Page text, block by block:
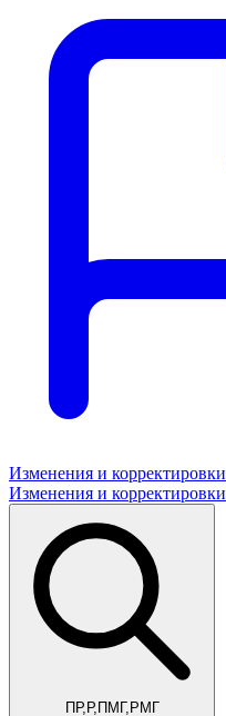
Изменения и корректировки
Изменения и корректировки
ПР,Р,ПМГ,РМГ